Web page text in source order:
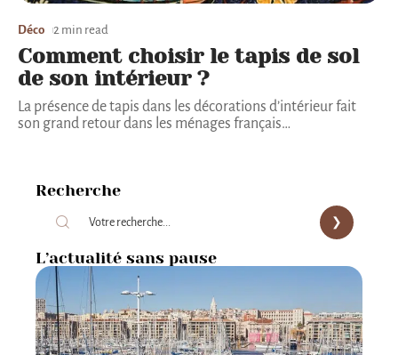
Déco 2 min read
Comment choisir le tapis de sol
de son intérieur ?
La présence de tapis dans les décorations d’intérieur fait
son grand retour dans les ménages français…
Recherche
L’actualité sans pause